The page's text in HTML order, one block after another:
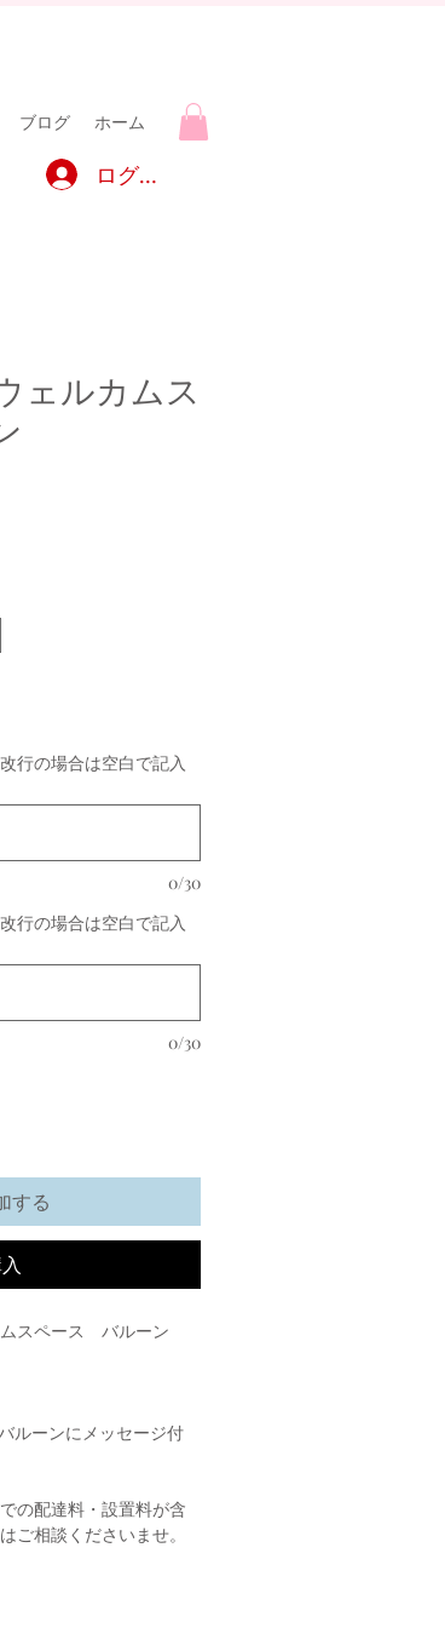
ブログ ホーム
ログイン
ェルカムス
行の場合は空白で記入
0/30
行の場合は空白で記入
0/30
する
スペース バルーン
ルーンにメッセージ付
の配達料・設置料が含
ご相談くださいませ。